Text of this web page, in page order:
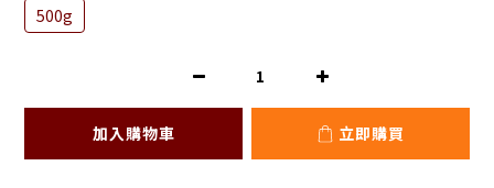
500g
加入購物車 立即購買